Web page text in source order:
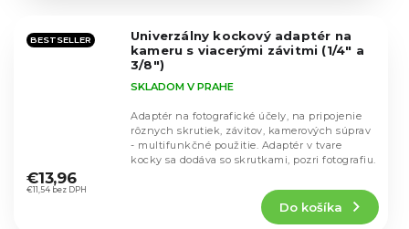
hviezdičiek.
BESTSELLER
Univerzálny kockový adaptér na
kameru s viacerými závitmi (1/4" a
3/8")
hodnotenie
produktu
SKLADOM V PRAHE
€11,54 bez DPH
€13,96
Do košíka
Adaptér na fotografické účely, na pripojenie
rôznych skrutiek, závitov, kamerových súprav
- multifunkčné použitie. Adaptér v tvare
kocky sa dodáva so skrutkami, pozri fotografiu.